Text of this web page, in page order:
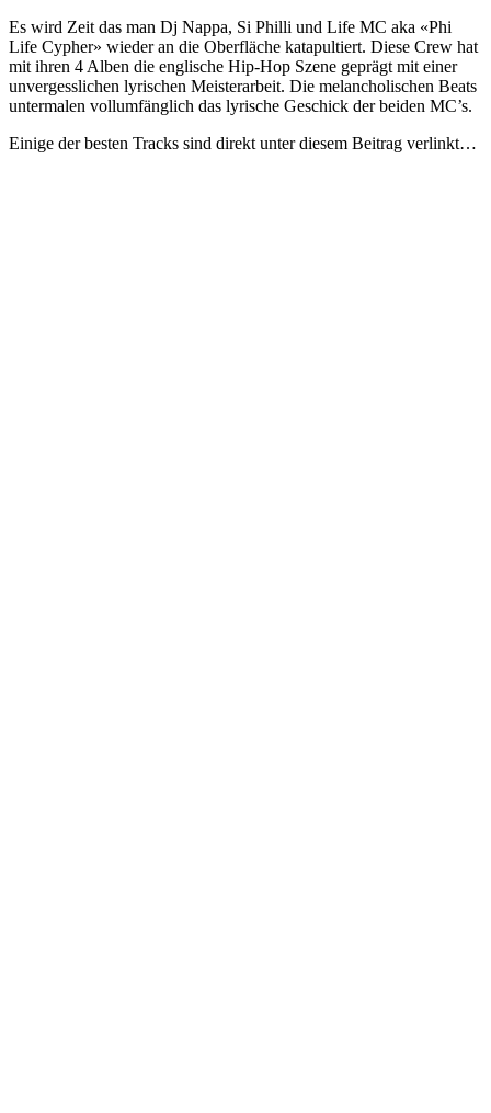
Es wird Zeit das man Dj Nap­pa, Si Phil­li und Life MC aka «Phi
Life Cypher» wie­der an die Ober­flä­che kata­pul­tiert. Die­se Crew hat
mit ihren 4 Alben die eng­li­sche Hip-Hop Sze­ne geprägt mit einer
unver­gess­li­chen lyri­schen Meis­ter­ar­beit. Die melan­cho­li­schen Beats
unter­ma­len voll­um­fäng­lich das lyri­sche Geschick der bei­den MC’s.
Eini­ge der bes­ten Tracks sind direkt unter die­sem Bei­trag ver­linkt…